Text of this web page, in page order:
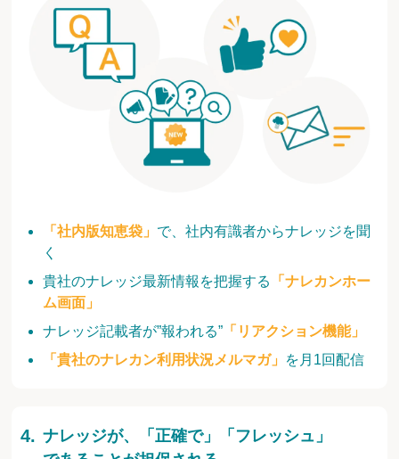
「社内版知恵袋」 で、社内有識者からナレッジを聞
く
貴社のナレッジ最新情報を把握する
「ナレカンホー
ム画面」
ナレッジ記載者が”報われる” 「リアクション機能」
「貴社のナレカン利用状況メルマガ」 を月1回配信
ナレッジが、「正確で」「フレッシュ」